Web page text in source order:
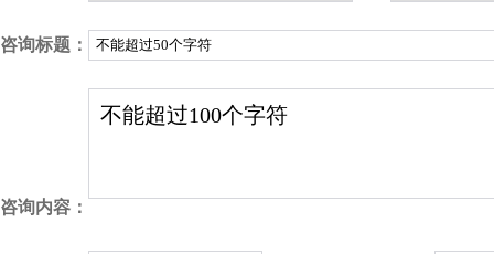
咨询标题：
咨询内容：